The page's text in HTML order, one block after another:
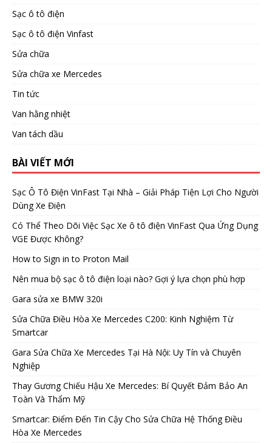
Sạc ô tô điện
Sạc ô tô điện Vinfast
Sửa chữa
Sửa chữa xe Mercedes
Tin tức
Van hằng nhiệt
Van tách dầu
BÀI VIẾT MỚI
Sạc Ô Tô Điện VinFast Tại Nhà – Giải Pháp Tiện Lợi Cho Người
Dùng Xe Điện
Có Thể Theo Dõi Việc Sạc Xe ô tô điện VinFast Qua Ứng Dụng
VGE Được Không?
How to Sign in to Proton Mail
Nên mua bộ sạc ô tô điện loại nào? Gợi ý lựa chọn phù hợp
Gara sửa xe BMW 320i
Sửa Chữa Điều Hòa Xe Mercedes C200: Kinh Nghiệm Từ
Smartcar
Gara Sửa Chữa Xe Mercedes Tại Hà Nội: Uy Tín và Chuyên
Nghiệp
Thay Gương Chiếu Hậu Xe Mercedes: Bí Quyết Đảm Bảo An
Toàn Và Thẩm Mỹ
Smartcar: Điểm Đến Tin Cậy Cho Sửa Chữa Hệ Thống Điều
Hòa Xe Mercedes